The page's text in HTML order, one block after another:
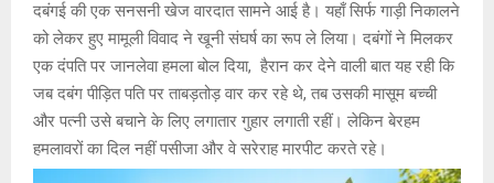
दबंगई की एक सनसनी खेज वारदात सामने आई है। यहाँ सिर्फ गाड़ी निकालने
को लेकर हुए मामूली विवाद ने खूनी संघर्ष का रूप ले लिया। दबंगों ने मिलकर
एक दंपति पर जानलेवा हमला बोल दिया, हैरान कर देने वाली बात यह रही कि
जब दबंग पीड़ित पति पर ताबड़तोड़ वार कर रहे थे, तब उसकी मासूम बच्ची
और पत्नी उसे बचाने के लिए लगातार गुहार लगाती रहीं। लेकिन बेरहम
हमलावरों का दिल नहीं पसीजा और वे सरेराह मारपीट करते रहे।